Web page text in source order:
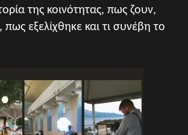
της κοινότητας, πως ζουν,
πως εξελίχθηκε και τι συνέβη το